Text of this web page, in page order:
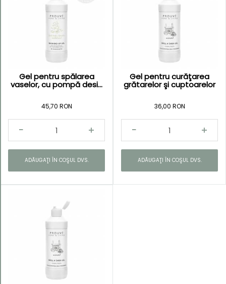
Gel pentru spălarea
vaselor, cu pompă desi...
45,70 RON
ADĂUGAŢI ÎN COŞUL DVS.
Gel pentru curăţarea
grătarelor şi cuptoarelor
36,00 RON
ADĂUGAŢI ÎN COŞUL DVS.